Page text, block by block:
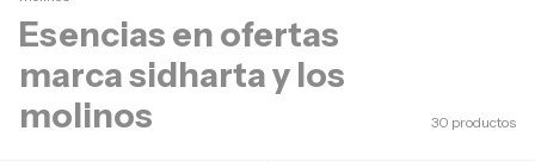
Esencias en ofertas
marca sidharta y los
molinos
30 productos